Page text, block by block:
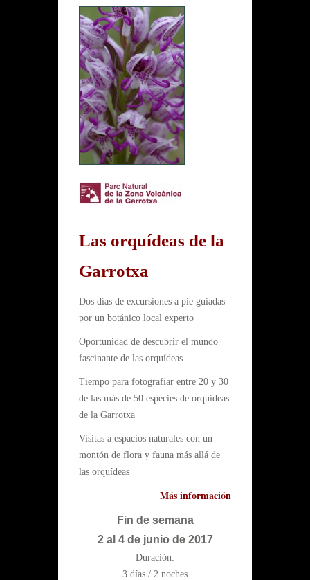
Las orquídeas de la
Garrotxa
Dos días de excursiones a pie guiadas
por un botánico local experto
Oportunidad de descubrir el mundo
fascinante de las orquídeas
Tiempo para fotografiar entre 20 y 30
de las más de 50 especies de orquídeas
de la Garrotxa
Visitas a espacios naturales con un
montón de flora y fauna más allá de
las orquídeas
Más información
Fin de semana
2 al 4 de junio de 2017
Duración:
3 días / 2 noches